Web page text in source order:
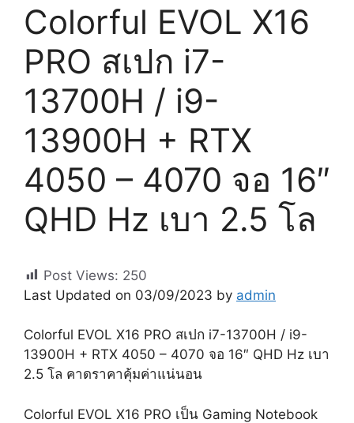
Colorful EVOL X16
PRO สเปก i7-
13700H / i9-
13900H + RTX
4050 – 4070 จอ 16″
QHD Hz เบา 2.5 โล
Post Views: 250
Last Updated on 03/09/2023 by admin
Colorful EVOL X16 PRO สเปก i7-13700H / i9-
13900H + RTX 4050 – 4070 จอ 16″ QHD Hz เบา
2.5 โล คาดราคาคุ้มค่าแน่นอน
Colorful EVOL X16 PRO เป็น Gaming Notebook